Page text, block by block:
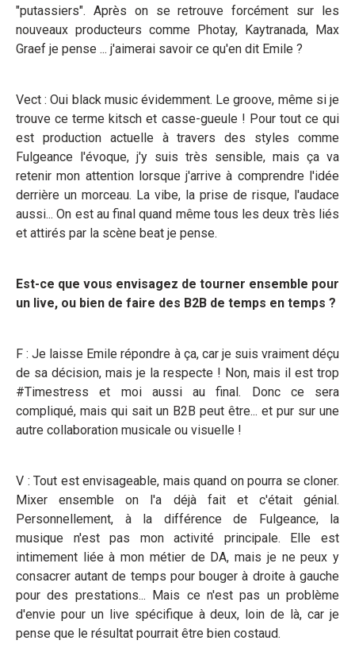
"putassiers". Après on se retrouve forcément sur les
nouveaux producteurs comme Photay, Kaytranada, Max
Graef je pense ... j'aimerai savoir ce qu'en dit Emile ?
Vect : Oui black music évidemment. Le groove, même si je
trouve ce terme kitsch et casse-gueule ! Pour tout ce qui
est production actuelle à travers des styles comme
Fulgeance l'évoque, j'y suis très sensible, mais ça va
retenir mon attention lorsque j'arrive à comprendre l'idée
derrière un morceau. La vibe, la prise de risque, l'audace
aussi... On est au final quand même tous les deux très liés
et attirés par la scène beat je pense.
Est-ce que vous envisagez de tourner ensemble pour
un live, ou bien de faire des B2B de temps en temps ?
F : Je laisse Emile répondre à ça, car je suis vraiment déçu
de sa décision, mais je la respecte ! Non, mais il est trop
#Timestress et moi aussi au final. Donc ce sera
compliqué, mais qui sait un B2B peut être... et pur sur une
autre collaboration musicale ou visuelle !
V : Tout est envisageable, mais quand on pourra se cloner.
Mixer ensemble on l'a déjà fait et c'était génial.
Personnellement, à la différence de Fulgeance, la
musique n'est pas mon activité principale. Elle est
intimement liée à mon métier de DA, mais je ne peux y
consacrer autant de temps pour bouger à droite à gauche
pour des prestations... Mais ce n'est pas un problème
d'envie pour un live spécifique à deux, loin de là, car je
pense que le résultat pourrait être bien costaud.